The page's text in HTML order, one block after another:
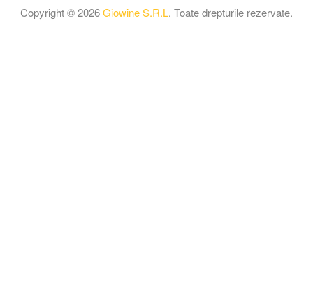
Copyright © 2026Giowine S.R.L. Toate drepturile rezervate.